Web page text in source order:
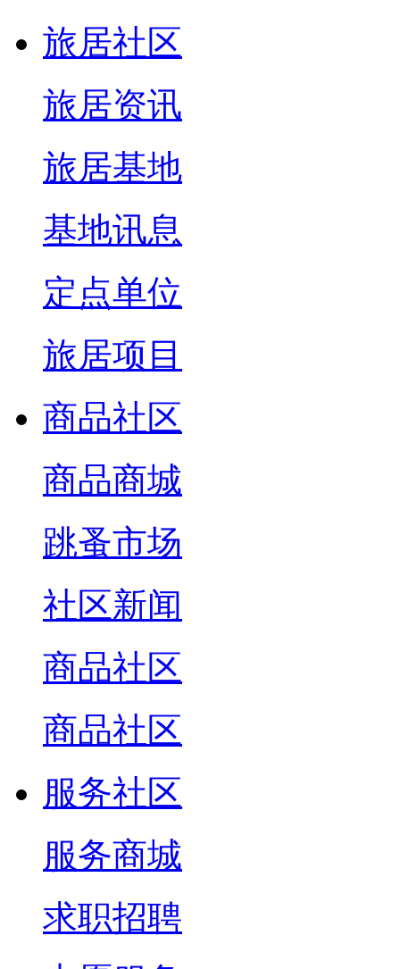
旅居社区
旅居资讯
旅居基地
基地讯息
定点单位
旅居项目
商品社区
商品商城
跳蚤市场
社区新闻
商品社区
商品社区
服务社区
服务商城
求职招聘